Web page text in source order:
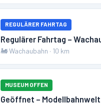
REGULÄRER FAHRTAG
Regulärer Fahrtag –
🚂Wachaubahn · 10 km
MUSEUM OFFEN
Geöffnet –